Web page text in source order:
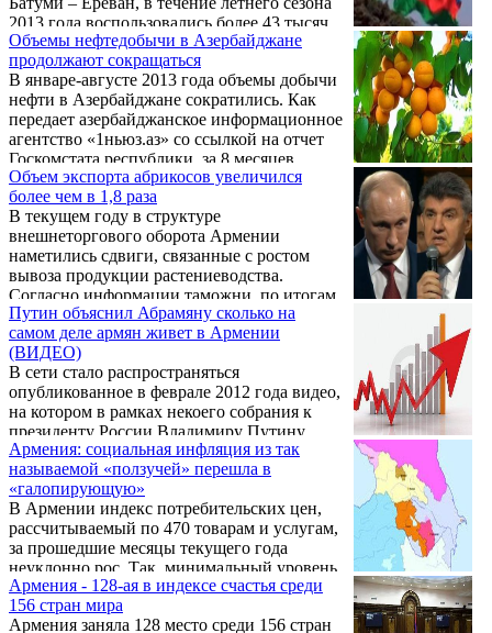
2013 года воспользовались более 43 тысяч
пассажиров. Об этом в беседе с
корреспондентом Новости Армении –
NEWS.am сообщил пресс-секретарь ЗАО
«Южно-Кавказская железная дорога» Ваге
Давтян.
Объемы нефтедобычи в Азербайджане
продолжают сокращаться
В январе-августе 2013 года объемы добычи
нефти в Азербайджане сократились. Как
передает азербайджанское информационное
агентство «1ньюз.аз» со ссылкой на отчет
Госкомстата республики, за 8 месяцев
текущего года в Азербайджане было добыто
29,1 млн. тонн нефти. По сравнению с
аналогичным периодом 2012 года, добыча
нефти сократилась на 300 тыс. тонн. или на
1%.
Объем экспорта абрикосов увеличился
более чем в 1,8 раза
В текущем году в структуре
внешнеторгового оборота Армении
наметились сдвиги, связанные с ростом
вывоза продукции растениеводства.
Согласно информации таможни, по итогам
I полугодия товарная группа «Абрикосы,
вишня и черешня, персики…»
передвинулась на позицию вверх, и заняла
12-ое место в списке крупнейших по
объему экспорта товаров.
Путин объяснил Абрамяну сколько на
самом деле армян живет в Армении
(ВИДЕО)
В сети стало распространяться
опубликованное в феврале 2012 года видео,
на котором в рамках некоего собрания к
президенту России Владимиру Путину
обращается глава Союза армян РФ,
предприниматель Ара Абраамян.
Армения: социальная инфляция из так
называемой «ползучей» перешла в
«галопирующую»
В Армении индекс потребительских цен,
рассчитываемый по 470 товарам и услугам,
за прошедшие месяцы текущего года
неуклонно рос. Так, минимальный уровень
инфляции в годовом исчислении был
зафиксирован в январе - 2,6%, а
максимальный в августе – 9,3%.
Армения - 128-ая в индексе счастья среди
156 стран мира
Армения заняла 128 место среди 156 стран